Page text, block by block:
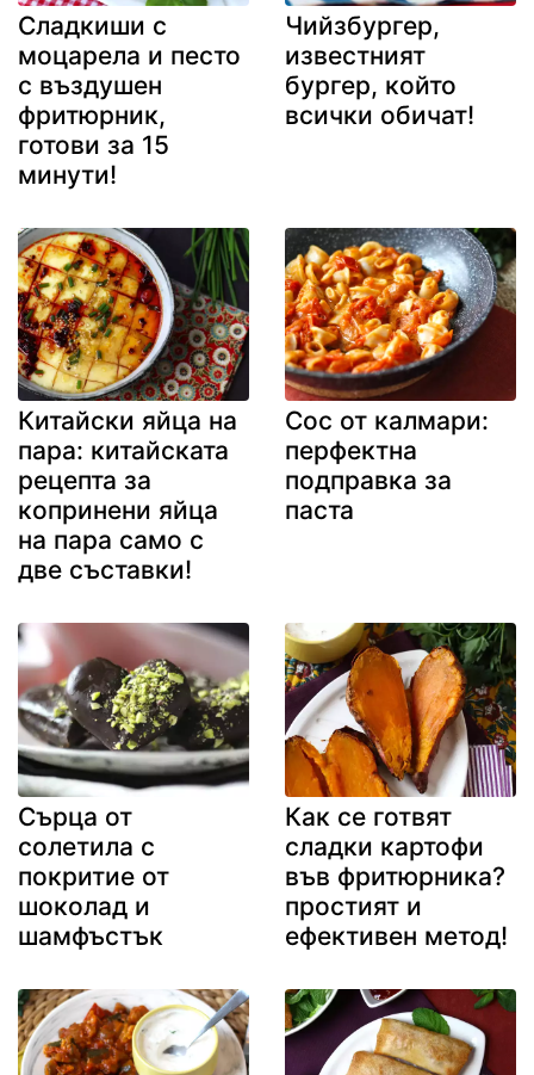
Сладкиши с
моцарела и песто
с въздушен
фритюрник,
готови за 15
минути!
Чийзбургер,
известният
бургер, който
всички обичат!
Китайски яйца на
пара: китайската
рецепта за
копринени яйца
на пара само с
две съставки!
Сос от калмари:
перфектна
подправка за
паста
Сърца от
солетила с
покритие от
шоколад и
шамфъстък
Как се готвят
сладки картофи
във фритюрника?
простият и
ефективен метод!